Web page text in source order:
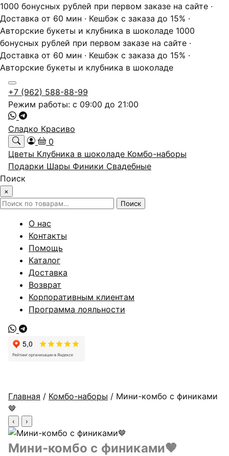
1000 бонусных рублей при первом заказе на сайте ·
Доставка от 60 мин · Кешбэк с заказа до 15% ·
Авторские букеты и клубника в шоколаде 1000
бонусных рублей при первом заказе на сайте ·
Доставка от 60 мин · Кешбэк с заказа до 15% ·
Авторские букеты и клубника в шоколаде
+7 (962) 588-88-99
Режим работы: с 09:00 до 21:00
Сладко Красиво
0
Цветы Клубника в шоколаде Комбо-наборы
Подарки Шары Финики Свадебные
Поиск
×
Искать: Поиск
О нас
Контакты
Помощь
Каталог
Доставка
Возврат
Корпоративным клиентам
Программа лояльности
Главная / Комбо-наборы / Мини-комбо с финиками
🤎
‹ ›
Мини-комбо с финиками🤎